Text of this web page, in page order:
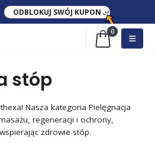
ODBLOKUJ SWÓJ KUPON
0
stóp
Nasza kategoria Pielęgnacja
regeneracji i ochrony,
zdrowie stóp.